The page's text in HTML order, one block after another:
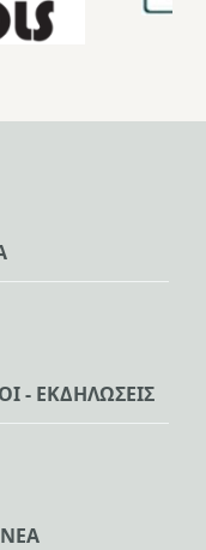
- ΕΚΔΗΛΩΣΕΙΣ